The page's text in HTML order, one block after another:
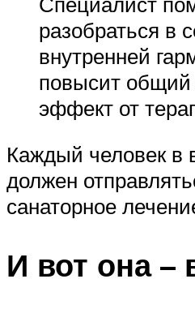
разобраться в
внутренней
повысит
эффект от
Каждый человек в
должен
санаторное
И вот она –